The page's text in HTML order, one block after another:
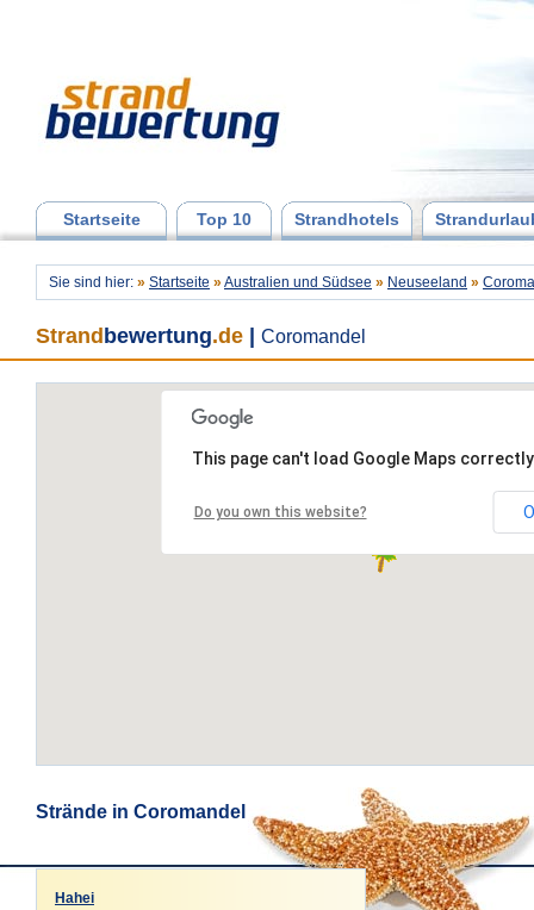
Startseite Top 10 Strandhotels
Sie sind hier: » Startseite » Australien und Südsee » Neuseeland »
Strand bewertung.de Coromandel
This page can't load Google Maps
Do you own this website?
Strände in Coromandel
Hahei